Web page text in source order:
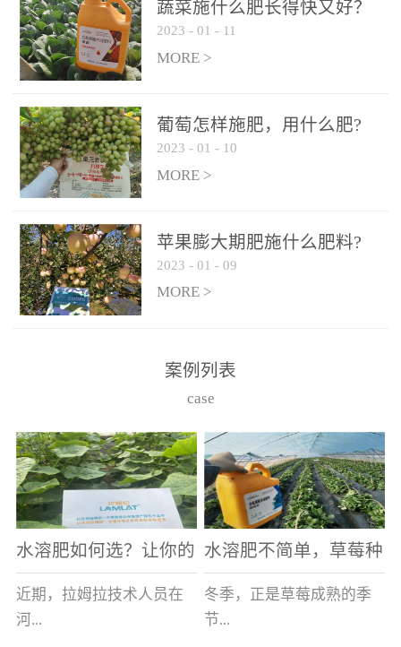
合大量元素水溶肥一起使
用，促使果实膨大，果肉
饱满，品质好，果、枝健
后期∶冲施、滴灌2.5-5kg/
亩/次配合大量元素水溶肥
一起使用，果实转色均
匀，口感好，糖度提高，
预防枝叶早衰。5、叶面喷
施︰浓度800-1500倍（1-
6kg/公顷，间隔10-14天一
次，喷1-3次。
合大量元素水溶肥一起使
后期∶冲施、滴灌2.5-5kg/
亩/次配合大量元素水溶肥
施︰浓度800-1500倍（1-
蔬菜施什么肥长得快又好？
2023 - 01 - 11
MORE >
葡萄怎样施肥，用什么肥?
2023 - 01 - 10
MORE >
苹果膨大期肥施什么肥料?
2023 - 01 - 09
MORE >
案例列表
case
水溶肥如何选？让你的
老棚土好产量高
近期，拉姆拉技术人员在
河...
水溶肥不简单，草莓种
植户指名要使用
冬季，正是草莓成熟的季
节...